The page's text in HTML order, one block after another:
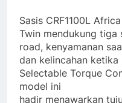
Sasis CRF1100L Africa
Twin mendukung
road, kenyamanan
dan kelincahan ketika
Selectable Torque
model ini
hadir menawarkan